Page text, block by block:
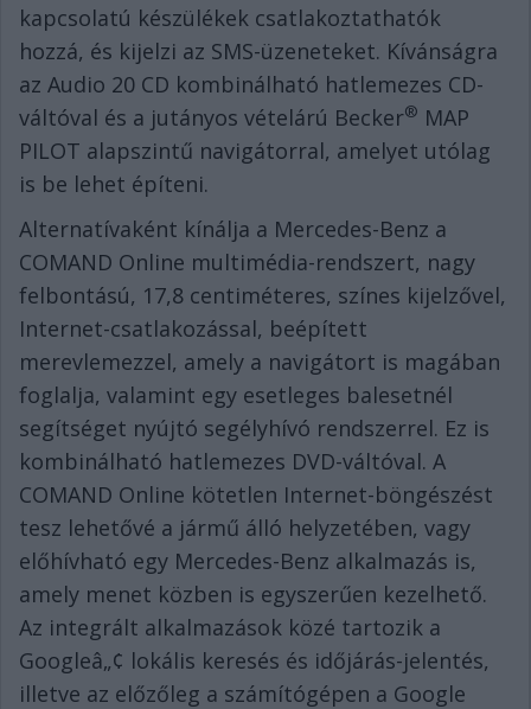
kapcsolatú készülékek csatlakoztathatók
hozzá, és kijelzi az SMS-üzeneteket. Kívánságra
az Audio 20 CD kombinálható hatlemezes CD-
váltóval és a jutányos vételárú Becker® MAP
PILOT alapszintű navigátorral, amelyet utólag
is be lehet építeni.
Alternatívaként kínálja a Mercedes-Benz a
COMAND Online multimédia-rendszert, nagy
felbontású, 17,8 centiméteres, színes kijelzővel,
Internet-csatlakozással, beépített
merevlemezzel, amely a navigátort is magában
foglalja, valamint egy esetleges balesetnél
segítséget nyújtó segélyhívó rendszerrel. Ez is
kombinálható hatlemezes DVD-váltóval. A
COMAND Online kötetlen Internet-böngészést
tesz lehetővé a jármű álló helyzetében, vagy
előhívható egy Mercedes-Benz alkalmazás is,
amely menet közben is egyszerűen kezelhető.
Az integrált alkalmazások közé tartozik a
Googleâ„¢ lokális keresés és időjárás-jelentés,
illetve az előzőleg a számítógépen a Google